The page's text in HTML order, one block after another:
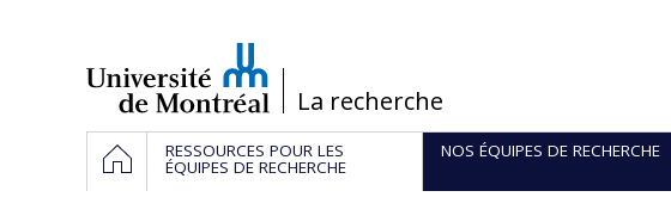
/La recherche
Navigation
principale
ACCUEILRESSOURCES POUR LES
ÉQUIPES DE RECHERCHE
NOS ÉQUIPES DE RECHERCHE